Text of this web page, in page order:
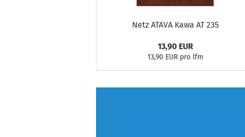
Netz ATAVA Kawa AT 235
13,90 EUR
13,90 EUR pro lfm